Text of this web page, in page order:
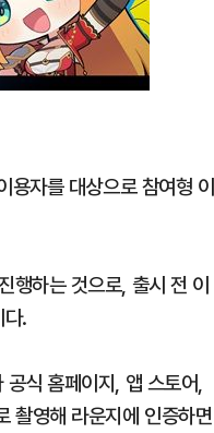
용자를 대상으로 참여형 이
행하는 것으로, 출시 전 이
.
식 홈페이지, 앱 스토어,
촬영해 라운지에 인증하면